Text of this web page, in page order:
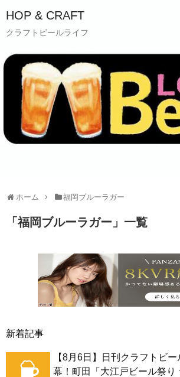
HOP & CRAFT
クラフトビールライフ
ホーム 福岡ブルーラガー
「福岡ブルーラガー 」 一覧
新着記事
【8月6日】日刊クラフトビ
幕！町田「大江戸ビール祭り